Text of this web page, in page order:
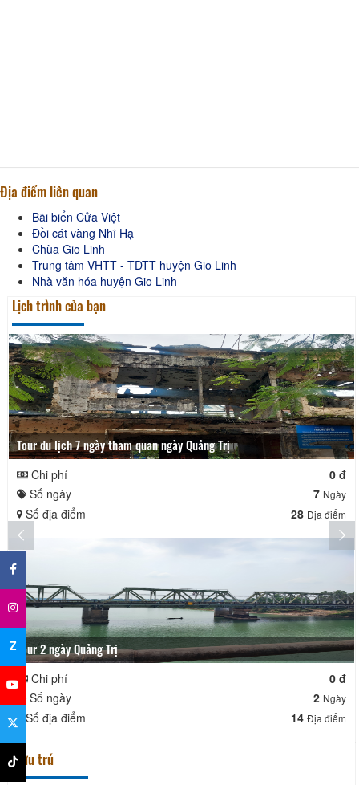
Địa điểm liên quan
Bãi biển Cửa Việt
Đồi cát vàng Nhĩ Hạ
Chùa Gio Linh
Trung tâm VHTT - TDTT huyện Gio Linh
Nhà văn hóa huyện Gio Linh
Lịch trình của bạn
Tour du lịch 7 ngày tham quan ngày Quảng Trị
Chi phí
0 đ
Số ngày
7 Ngày
Số địa điểm 28 Địa điểm
Tour 2 ngày Quảng Trị
Chi phí
0 đ
Số ngày
2 Ngày
Số địa điểm 14 Địa điểm
Lưu trú
×
Z